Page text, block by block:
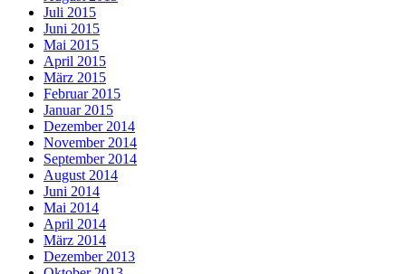
Juli 2015
Juni 2015
Mai 2015
April 2015
März 2015
Februar 2015
Januar 2015
Dezember 2014
November 2014
September 2014
August 2014
Juni 2014
Mai 2014
April 2014
März 2014
Dezember 2013